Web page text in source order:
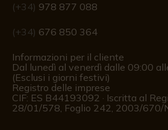
(+34) 978 877 088
(+34) 676 850 364
Informazioni per il cliente
Dal lunedì al venerdì dalle 09:00
(Esclusi i giorni festivi)
Registro delle imprese
CIF: ES B44193092 · Iscritta al
28/01/578, Foglio 242, 2003/